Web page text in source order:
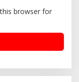
browser for